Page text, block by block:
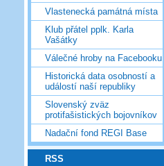
Vlastenecká památná místa
Klub přátel pplk. Karla
Vašátky
Válečné hroby na Facebooku
Historická data osobností a
událostí naší republiky
Slovenský zväz
protifašistických bojovníkov
Nadační fond REGI Base
RSS